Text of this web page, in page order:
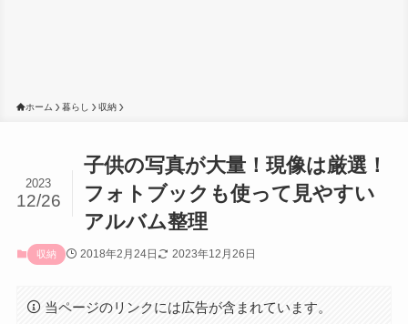
ホーム 暮らし 収納
子供の写真が大量！現像は厳選！
フォトブックも使って見やすい
アルバム整理
2023
12/26
収納 2018年2月24日 2023年12月26日
当ページのリンクには広告が含まれています。